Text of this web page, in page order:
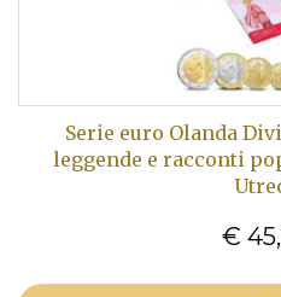
Serie euro Olanda
leggende e racconti
€